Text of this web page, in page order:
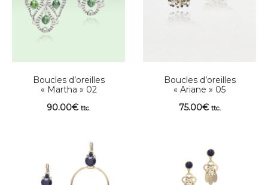
Boucles d’oreilles
« Martha » 02
90.00€ ttc.
Boucles d’oreilles
« Ariane » 05
75.00€ ttc.